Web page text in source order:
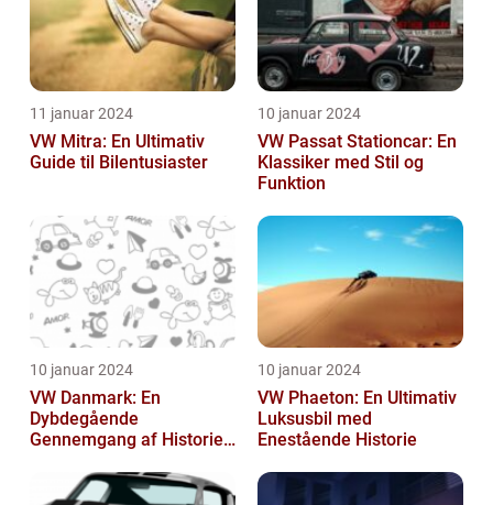
11 januar 2024
VW Mitra: En Ultimativ
Guide til Bilentusiaster
10 januar 2024
VW Passat Stationcar: En
Klassiker med Stil og
Funktion
10 januar 2024
VW Danmark: En
Dybdegående
Gennemgang af Historien
10 januar 2024
VW Phaeton: En Ultimativ
Luksusbil med
Enestående Historie